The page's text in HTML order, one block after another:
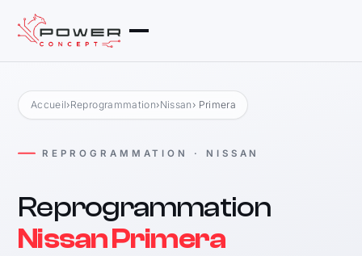
Accueil›Reprogrammation›Nissan › Primera
REPROGRAMMATION · NISSAN
Reprogrammation
Nissan Primera